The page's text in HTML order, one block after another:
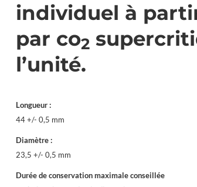
individuel à
par co2
l’unité.
Longueur :
44 +/- 0,5 mm
Diamètre :
23,5 +/- 0,5 mm
Durée de conservation maximale conseillée